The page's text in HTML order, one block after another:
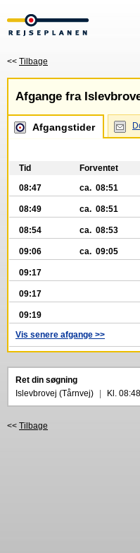
<< Tilbage
Afgange fra
Afgangstider
Tid Forventet
08:47
ca. 08:51
08:49 ca. 08:51
08:54 ca. 08:53
09:06 ca. 09:05
09:17
09:17
09:19
Vis senere afgange >>
Ret din søgning
Islevbrovej (Tårnvej)
Kl. 08:48
<< Tilbage